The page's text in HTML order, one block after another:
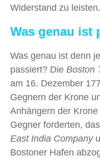
Widerstand zu leisten.
Was genau ist
Was genau ist denn
passiert? Die Boston
am 16. Dezember
Gegnern der Krone
Anhängern der
Gegner forderten,
East India Company
Bostoner Hafen